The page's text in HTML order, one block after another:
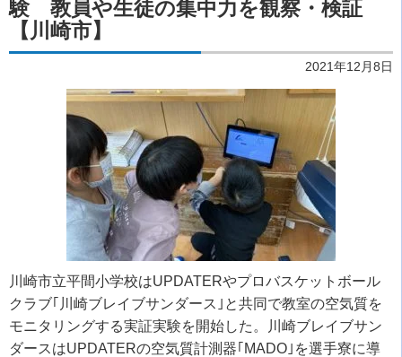
験 教員や生徒の集中力を観察・検証
【川崎市】
2021年12月8日
川崎市立平間小学校はUPDATERやプロバスケットボール
クラブ｢川崎ブレイブサンダース｣と共同で教室の空気質を
モニタリングする実証実験を開始した。川崎ブレイブサン
ダースはUPDATERの空気質計測器｢MADO｣を選手寮に導